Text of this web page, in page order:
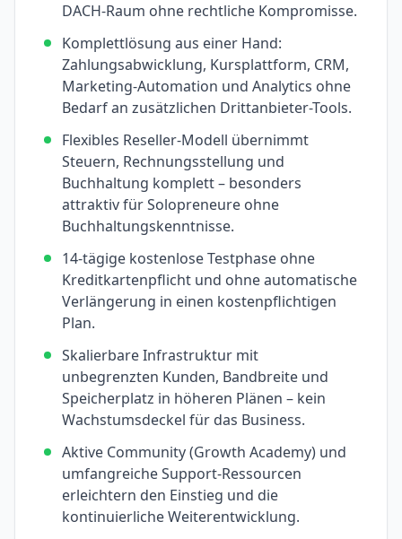
DACH-Raum ohne rechtliche Kompromisse.
Komplettlösung aus einer Hand:
Zahlungsabwicklung, Kursplattform, CRM,
Marketing-Automation und Analytics ohne
Bedarf an zusätzlichen Drittanbieter-Tools.
Flexibles Reseller-Modell übernimmt
Steuern, Rechnungsstellung und
Buchhaltung komplett – besonders
attraktiv für Solopreneure ohne
Buchhaltungskenntnisse.
14-tägige kostenlose Testphase ohne
Kreditkartenpflicht und ohne automatische
Verlängerung in einen kostenpflichtigen
Plan.
Skalierbare Infrastruktur mit
unbegrenzten Kunden, Bandbreite und
Speicherplatz in höheren Plänen – kein
Wachstumsdeckel für das Business.
Aktive Community (Growth Academy) und
umfangreiche Support-Ressourcen
erleichtern den Einstieg und die
kontinuierliche Weiterentwicklung.